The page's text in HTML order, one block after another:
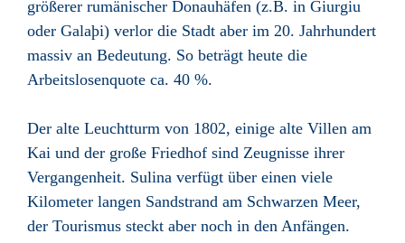
größerer rumänischer Donauhäfen (z.B. in Giurgiu
oder Galaþi) verlor die Stadt aber im 20. Jahrhundert
massiv an Bedeutung. So beträgt heute die
Arbeitslosenquote ca. 40 %.
Der alte Leuchtturm von 1802, einige alte Villen am
Kai und der große Friedhof sind Zeugnisse ihrer
Vergangenheit. Sulina verfügt über einen viele
Kilometer langen Sandstrand am Schwarzen Meer,
der Tourismus steckt aber noch in den Anfängen.